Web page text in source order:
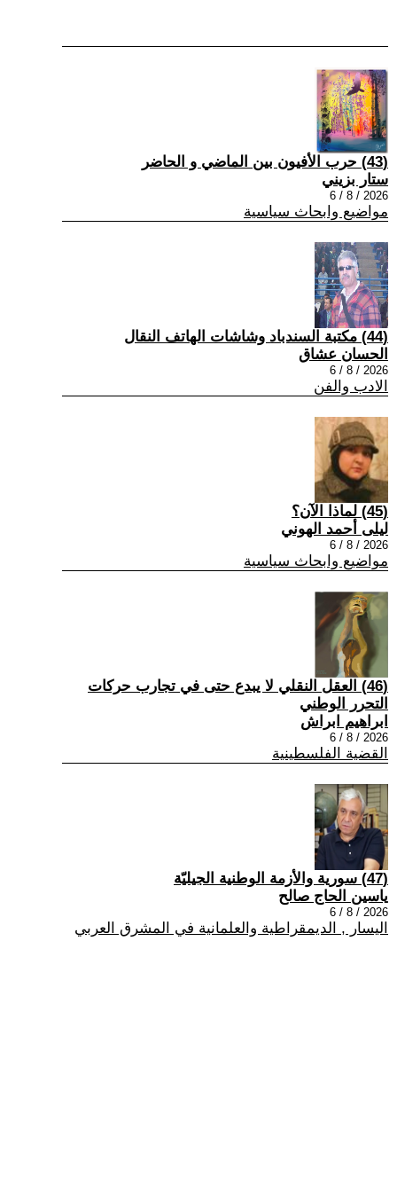
(43) حرب الأفيون بين الماضي و الحاضر
ستار بزيني
2026 / 8 / 6
مواضيع وابحاث سياسية
(44) مكتبة السندباد وشاشات الهاتف النقال
الحسان عشاق
2026 / 8 / 6
الادب والفن
(45) لماذا الآن؟
ليلى أحمد الهوني
2026 / 8 / 6
مواضيع وابحاث سياسية
(46) العقل النقلي لا يبدع حتى في تجارب حركات
التحرر الوطني
ابراهيم ابراش
2026 / 8 / 6
القضية الفلسطينية
(47) سورية والأزمة الوطنية الجيليّة
ياسين الحاج صالح
2026 / 8 / 6
اليسار , الديمقراطية والعلمانية في المشرق العربي